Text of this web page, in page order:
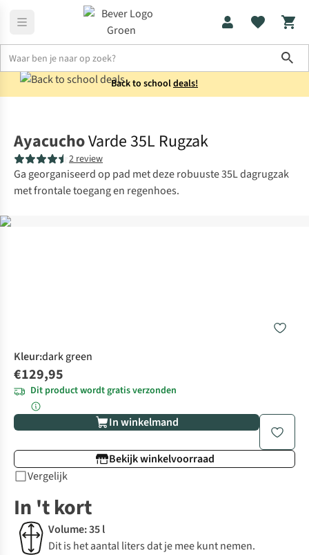
Back to schooldeals!
AyacuchoVarde 35L Rugzak
2 review
Ga georganiseerd op pad met deze robuuste 35L dagrugzak
met frontale toegang en regenhoes.
Kleur:dark green
€129,95
Dit product wordt gratis verzonden
In winkelmand
Bekijk winkelvoorraad
Vergelijk
In 't kort
Volume: 35 l
Dit is het aantal liters dat je mee kunt nemen.